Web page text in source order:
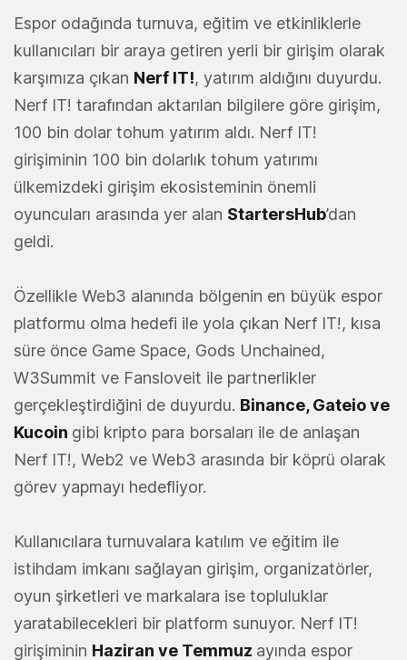
Espor odağında turnuva, eğitim ve etkinliklerle
kullanıcıları bir araya getiren yerli bir girişim olarak
karşımıza çıkan Nerf IT!, yatırım aldığını duyurdu.
Nerf IT! tarafından aktarılan bilgilere göre girişim,
100 bin dolar tohum yatırım aldı. Nerf IT!
girişiminin 100 bin dolarlık tohum yatırımı
ülkemizdeki girişim ekosisteminin önemli
oyuncuları arasında yer alan StartersHub’dan
geldi.
Özellikle Web3 alanında bölgenin en büyük espor
platformu olma hedefi ile yola çıkan Nerf IT!, kısa
süre önce Game Space, Gods Unchained,
W3Summit ve Fansloveit ile partnerlikler
gerçekleştirdiğini de duyurdu. Binance, Gateio ve
Kucoin gibi kripto para borsaları ile de anlaşan
Nerf IT!, Web2 ve Web3 arasında bir köprü olarak
görev yapmayı hedefliyor.
Kullanıcılara turnuvalara katılım ve eğitim ile
istihdam imkanı sağlayan girişim, organizatörler,
oyun şirketleri ve markalara ise topluluklar
yaratabilecekleri bir platform sunuyor. Nerf IT!
girişiminin Haziran ve Temmuz ayında espor